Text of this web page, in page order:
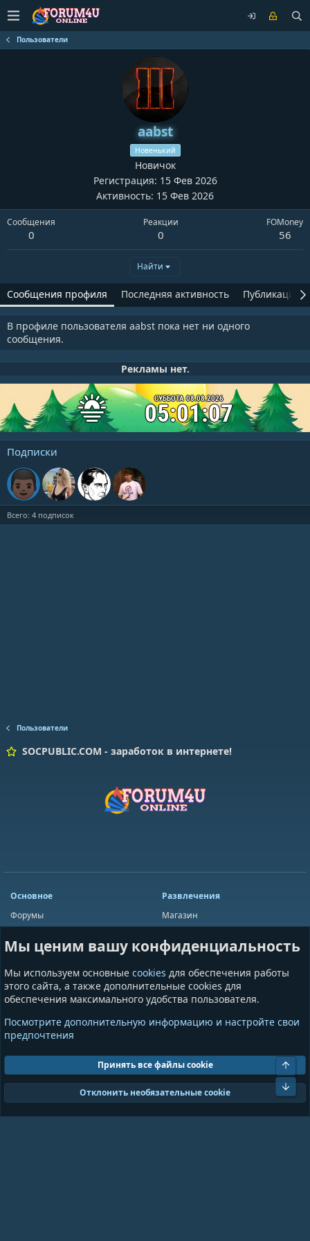
Пользователи
aabst
Новенький
Новичок
Регистрация 15 Фев 2026
Активность 15 Фев 2026
Сообщения
0
Реакции
0
FOMoney
56
Найти
Сообщения профиля Последняя активность Публикации
В профиле пользователя aabst пока нет ни одного
сообщения.
Рекламы нет.
СУББОТА 08.08.2026
05:01:08
Подписки
Всего: 4 подписок
Пользователи
SOCPUBLIC.COM - заработок в интернете!
Основное
Форумы
Мини-чат
Ресурсы
Сообщества
Развлечения
Магазин
Лотереи
Приложения
Информация
Условия и правила
Политика конфиденциальности
Помощь
Разное
Общая информация
Пожертвования
GrayAndBlue (Dark)
Ширина Запросов 21 Время 0.1236s Память 10.01MB
Мы ценим вашу конфиденциальность
Мы используем основные cookies для обеспечения работы
этого сайта, а также дополнительные cookies для
обеспечения максимального удобства пользователя.
Посмотрите дополнительную информацию и настройте свои
предпочтения
Принять все файлы cookie
Отклонить необязательные cookie